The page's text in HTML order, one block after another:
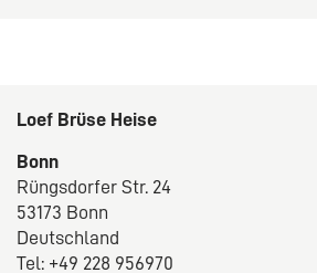
Loef Brüse Heise
Bonn
Rüngsdorfer Str. 24
53173 Bonn
Deutschland
Tel: +49 228 956970